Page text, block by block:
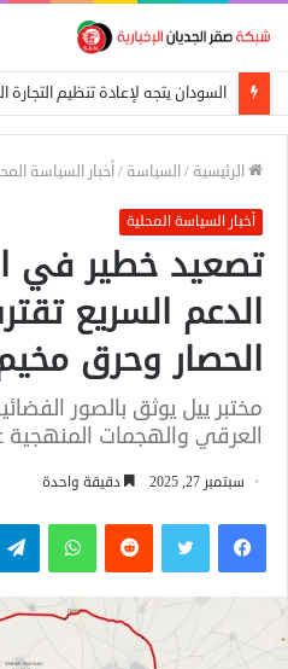
الرئيسية /السياسة /أخبار السياسة
أخبار السياسة المحلية
تصعيد خطير في
الدعم السريع
الحصار وحرق
مختبر ييل يوثق بالصور
العرقي والهجمات المنهجية
سبتمبر 27, 2025 دقيقة واحدة
فيسبوكتويتر واتساب